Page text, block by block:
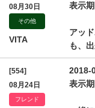
08月30日
その他
VITA
表示
アッ
も、
[554]
08月24日
フレンド
2018-
表示